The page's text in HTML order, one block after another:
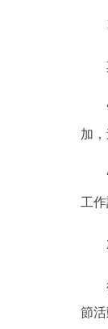
加
工
節